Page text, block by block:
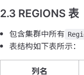
2.3 REGIONS 表
包含集群中所有
表结构如下表所示：
列名